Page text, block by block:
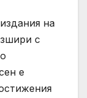
на
с
е